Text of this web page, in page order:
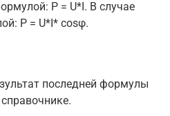
P = U*I. В случае
P = U*I* cosφ.
последней формулы